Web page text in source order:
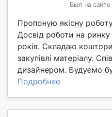
Был на сайте
Пропоную якісну
Досвід роботи на ринку
років. Складаю
закупівлі матеріалу.
дизайнером. Будуємо
Подробнее